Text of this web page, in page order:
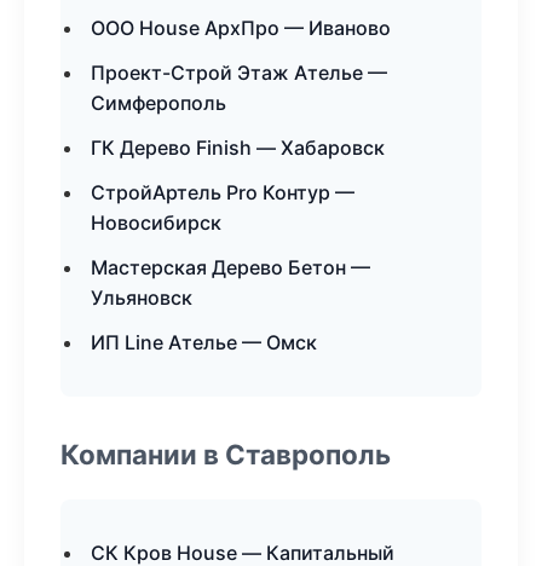
ООО House АрхПро — Иваново
Проект-Строй Этаж Ателье —
Симферополь
ГК Дерево Finish — Хабаровск
СтройАртель Pro Контур —
Новосибирск
Мастерская Дерево Бетон —
Ульяновск
ИП Line Ателье — Омск
Компании в Ставрополь
СК Кров House — Капитальный